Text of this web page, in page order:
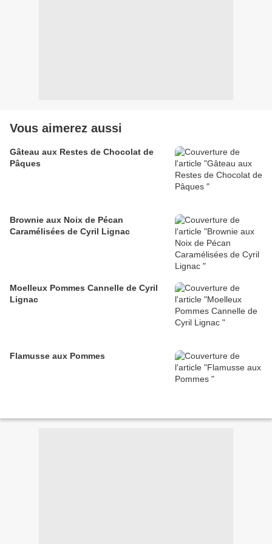
Vous aimerez aussi
Gâteau aux Restes de Chocolat de
Pâques
Brownie aux Noix de Pécan
Caramélisées de Cyril Lignac
Moelleux Pommes Cannelle de Cyril
Lignac
Flamusse aux Pommes